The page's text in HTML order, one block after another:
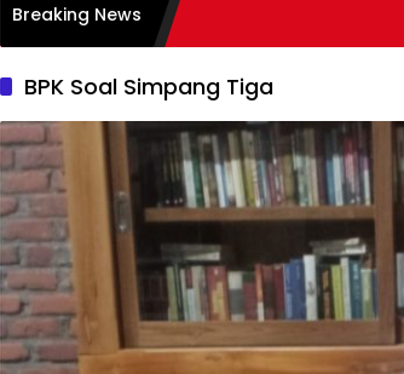
Breaking News
BPK Soal Simpang Tiga